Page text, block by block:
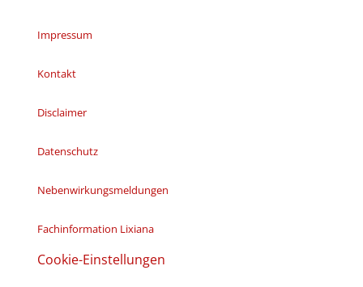
Impressum
Kontakt
Disclaimer
Datenschutz
Nebenwirkungsmeldungen
Fachinformation Lixiana
Cookie-Einstellungen